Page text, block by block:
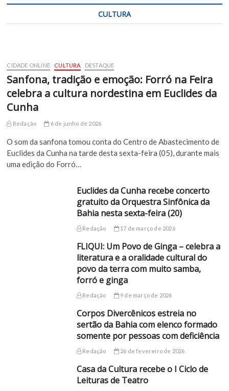
CULTURA
CIDADE ONLINE CULTURA DESTAQUE
Sanfona, tradição e emoção: Forró na Feira
celebra a cultura nordestina em Euclides da
Cunha
Redação 6 de junho de 2026
O som da sanfona tomou conta do Centro de Abastecimento de
Euclides da Cunha na tarde desta sexta-feira (05), durante mais
uma edição do Forró…
Euclides da Cunha recebe concerto
gratuito da Orquestra Sinfônica da
Bahia nesta sexta-feira (20)
Redação 17 de março de 2026
FLIQUI: Um Povo de Ginga – celebra a
literatura e a oralidade cultural do
povo da terra com muito samba,
forró e ginga
Redação 9 de março de 2026
Corpos Divercênicos estreia no
sertão da Bahia com elenco formado
somente por pessoas com deficiência
Redação 26 de fevereiro de 2026
Casa da Cultura recebe o I Ciclo de
Leituras de Teatro